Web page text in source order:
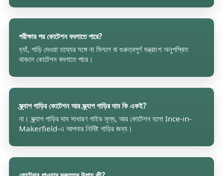
পরীক্ষার পর কোটেশন বদলাতে পারে?
হ্যাঁ, গাড়ি দেওয়া তথ্যের সঙ্গে না মিললে বা গুরুত্বপূর্ণ যন্ত্রাংশ অনুপস্থিত
থাকলে কোটেশন বদলাতে পারে।
স্ক্র্যাপ গাড়ির কোটেশন আর স্ক্র্যাপ গাড়ির দাম কি একই?
না। স্ক্র্যাপ গাড়ির দাম সাধারণ গাইড মূল্য, আর কোটেশন হলো Ince-in-
Makerfield-এ আপনার নির্দিষ্ট গাড়ির জন্য।